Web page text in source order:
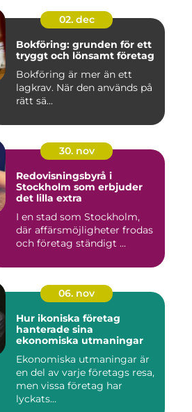
02. dec
Bokföring: grunden för ett
tryggt och lönsamt företag
Bokföring är mer än ett
lagkrav. När den används på
rätt sä...
30. nov
Redovisningsbyrå i
Stockholm som erbjuder
det lilla extra
I en stad som Stockholm,
där affärsmöjligheter frodas
och företag ständigt ...
06. nov
Hur ikoniska företag
hanterade sina
ekonomiska utmaningar
Ekonomiska utmaningar är
en del av varje företags resa,
men vissa företag har
lyckats...